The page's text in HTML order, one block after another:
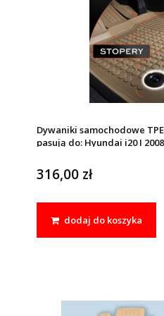
Dywaniki samochodowe
pasują do: Hyundai i20 I
316,00 zł
dodaj do koszyka